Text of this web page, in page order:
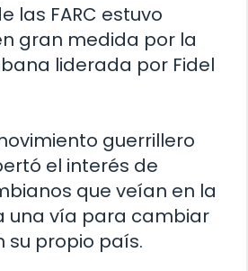
las FARC estuvo
gran medida por la
liderada por Fidel
guerrillero
el interés de
que veían en la
una vía para cambiar
su propio país.